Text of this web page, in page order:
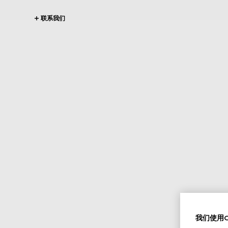
联系我们
我们使用